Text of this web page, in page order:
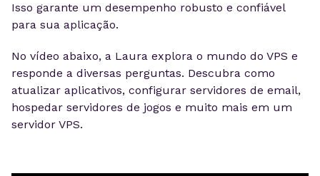
Isso garante um desempenho robusto e confiável
para sua aplicação.
No vídeo abaixo, a Laura explora o mundo do VPS e
responde a diversas perguntas. Descubra como
atualizar aplicativos, configurar servidores de email,
hospedar servidores de jogos e muito mais em um
servidor VPS.